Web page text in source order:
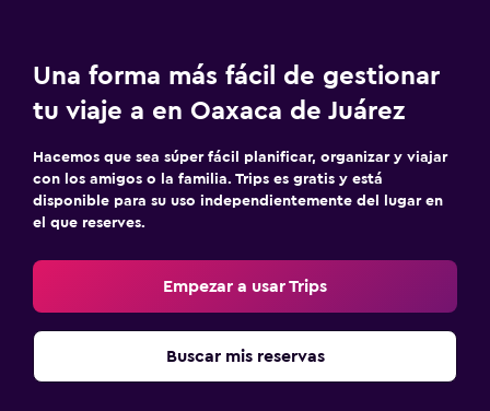
Una forma más fácil de gestionar
tu viaje a en Oaxaca de Juárez
Hacemos que sea súper fácil planificar, organizar y viajar
con los amigos o la familia. Trips es gratis y está
disponible para su uso independientemente del lugar en
el que reserves.
Empezar a usar Trips
Buscar mis reservas